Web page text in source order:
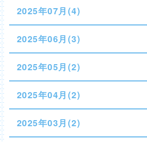
2025年07月(4)
2025年06月(3)
2025年05月(2)
2025年04月(2)
2025年03月(2)